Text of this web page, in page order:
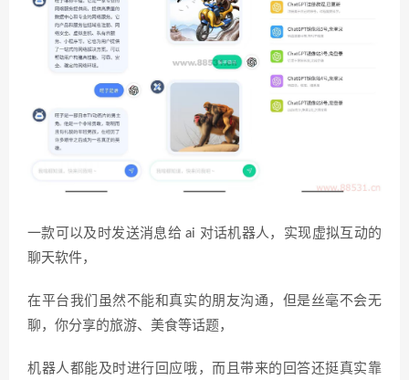
一款可以及时发送消息给 ai 对话机器人，实现虚拟互动的
聊天软件，
在平台我们虽然不能和真实的朋友沟通，但是丝毫不会无
聊，你分享的旅游、美食等话题，
机器人都能及时进行回应哦，而且带来的回答还挺真实靠